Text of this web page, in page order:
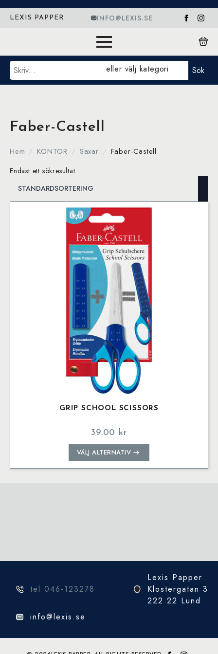
LEXIS PAPPER INFO@LEXIS.SE
Sök eller välj kategori Sök
Faber-Castell
Hem KONTOR Saxar Faber-Castell
Endast ett sökresultat
GRIP SCHOOL SCISSORS
39.00 kr
VÄLJ ALTERNATIV
Den
här
produkten
tel 046-123278
Lexis Papper
Klostergatan 3
222 22 Lund
info@lexis.se